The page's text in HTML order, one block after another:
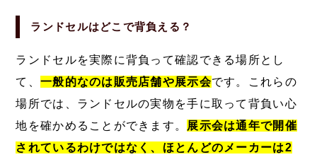
ランドセルはどこで背負える？
ランドセルを実際に背負って確認できる場所とし
て、 一般的なのは販売店舗や展示会です。これらの
場所では、ランドセルの実物を手に取って背負い心
地を確かめることができます。 展示会は通年で開催
されているわけではなく、ほとんどのメーカーは2